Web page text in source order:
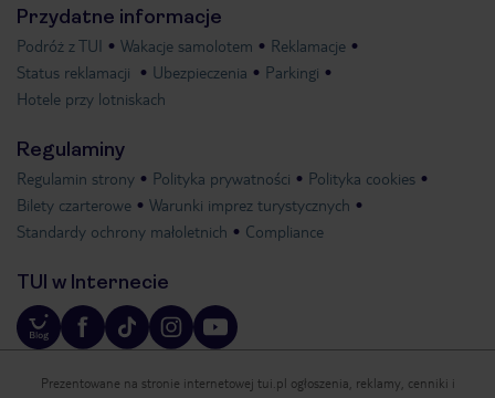
Przydatne informacje
Podróż z TUI Wakacje samolotem
Reklamacje
Status reklamacji
Ubezpieczenia
Parkingi
Hotele przy lotniskach
Regulaminy
Regulamin strony Polityka prywatności
Polityka cookies
Bilety czarterowe
Warunki imprez turystycznych
Standardy ochrony małoletnich
Compliance
TUI w Internecie
Prezentowane na stronie internetowej tui.pl ogłoszenia, reklamy, cenniki i